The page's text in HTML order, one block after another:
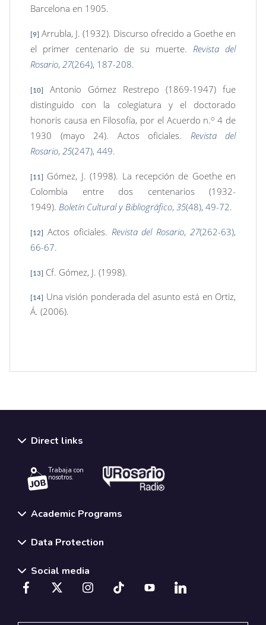
Barcelona en 1905.
[9]
Arrubla, J. (1932). Discurso ofrecido a Goethe en
el primer centenario de su muerte. Revista del
Rosario, 27(264), 187-208.
[10]
Antonio Gómez Restrepo (1869-1947) fue
distinguido con la colegiatura y el doctorado
honoris causa en Filosofía, por el Acuerdo n.o 4 de
1930 (mayo 24). Actos oficiales. Revista del
Rosario, 25(247), 449.
[11]
Gómez, J. (1998). La recepción de Goethe en
Colombia entre dos centenarios (1932-
1949). Boletín Cultural y Bibliográfico, 35(48), 49-72.
[12] Actos oficiales. Revista del Rosario,27(262-63),
66-67.
[13] Cf. Gómez, J. (1998).
[14]
Una visión ponderada del asunto está en Ortiz,
Á. (2006).
Direct links
Trabaja con
nosotros.
Academic Programs
Data Protection
Social media